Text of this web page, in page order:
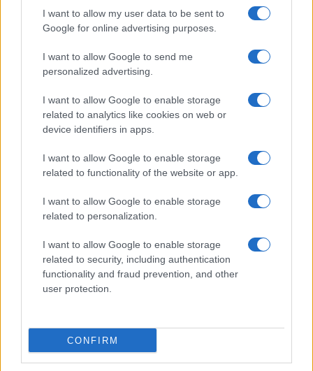
I want to allow my user data to be sent to
Google for online advertising purposes.
I want to allow Google to send me
personalized advertising.
I want to allow Google to enable storage
related to analytics like cookies on web or
device identifiers in apps.
I want to allow Google to enable storage
related to functionality of the website or app.
I want to allow Google to enable storage
related to personalization.
I want to allow Google to enable storage
related to security, including authentication
functionality and fraud prevention, and other
user protection.
CONFIRM
Dopo Gaza, anche in Libano
giornalisti conniventi con il
terrorismo
diNathan Greppi
8 Aprile 2026, 5:54
Come le dirette streaming stanno